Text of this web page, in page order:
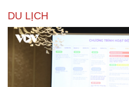
DU LỊCH